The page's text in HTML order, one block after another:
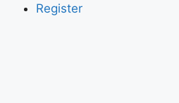
Register